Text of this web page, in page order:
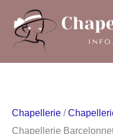
contenu
Chapellerie /
Chapellerie